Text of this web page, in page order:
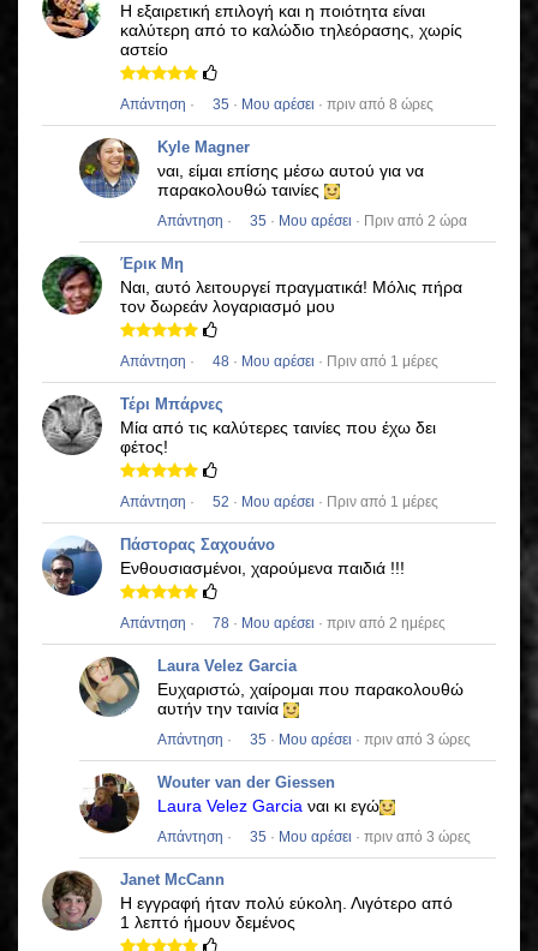
Η εξαιρετική επιλογή και η ποιότητα είναι
καλύτερη από το καλώδιο τηλεόρασης, χωρίς
αστείο
Απάντηση · 35 · Μου αρέσει · πριν από 8 ώρες
Kyle Magner
ναι, είμαι επίσης μέσω αυτού για να
παρακολουθώ ταινίες
Απάντηση · 35 · Μου αρέσει · Πριν από 2 ώρα
Έρικ Μη
Ναι, αυτό λειτουργεί πραγματικά! Μόλις πήρα
τον δωρεάν λογαριασμό μου
Απάντηση · 48 · Μου αρέσει · Πριν από 1 μέρες
Τέρι Μπάρνες
Μία από τις καλύτερες ταινίες που έχω δει
φέτος!
Απάντηση · 52 · Μου αρέσει · Πριν από 1 μέρες
Πάστορας Σαχουάνο
Ενθουσιασμένοι, χαρούμενα παιδιά !!!
Απάντηση · 78 · Μου αρέσει · πριν από 2 ημέρες
Laura Velez Garcia
Ευχαριστώ, χαίρομαι που παρακολουθώ
αυτήν την ταινία
Απάντηση · 35 · Μου αρέσει · πριν από 3 ώρες
Wouter van der Giessen
Laura Velez Garcia ναι κι εγώ
Απάντηση · 35 · Μου αρέσει · πριν από 3 ώρες
Janet McCann
Η εγγραφή ήταν πολύ εύκολη. Λιγότερο από
1 λεπτό ήμουν δεμένος